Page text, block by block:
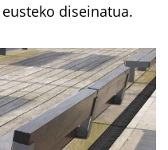
diseinatua.